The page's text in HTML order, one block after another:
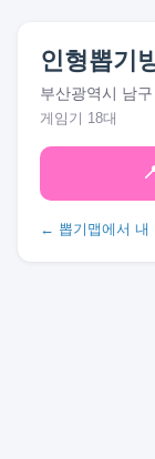
인형뽑기
부산광역시 남
게임기 18대
← 뽑기맵에서 내